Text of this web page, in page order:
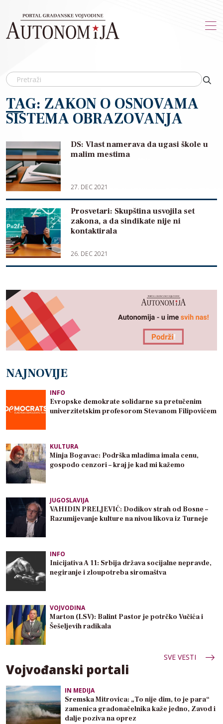
TAG: ZAKON O OSNOVAMA
SISTEMA OBRAZOVANJA
DS: Vlast namerava da ugasi škole u
malim mestima
27. DEC 2021
Prosvetari: Skupština usvojila set
zakona, a da sindikate nije ni
kontaktirala
26. DEC 2021
NAJNOVIJE
INFO
Evropske demokrate solidarne sa pretučenim
univerzitetskim profesorom Stevanom Filipovićem
KULTURA
Minja Bogavac: Podrška mladima imala cenu,
gospodo cenzori – kraj je kad mi kažemo
JUGOSLAVIJA
VAHIDIN PRELJEVIĆ: Dodikov strah od Bosne –
Razumijevanje kulture na nivou likova iz Turneje
INFO
Inicijativa A 11: Srbija država socijalne nepravde,
negiranje i zloupotreba siromaštva
VOJVODINA
Marton (LSV): Balint Pastor je potrčko Vučića i
Šešeljevih radikala
SVE VESTI
Vojvođanski portali
IN MEDIJA
Sremska Mitrovica: „To nije dim, to je para“
zamenica gradonačelnika kaže jedno, Zavod i
dalje poziva na oprez